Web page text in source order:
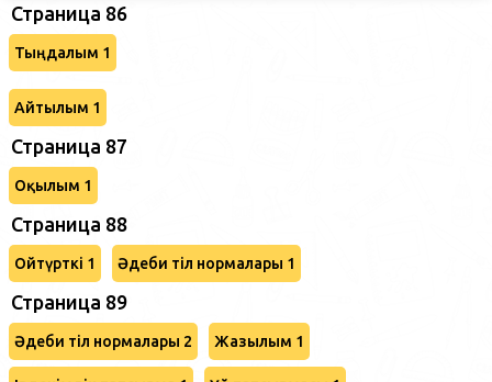
Страница 86
Тыңдалым 1
Айтылым 1
Страница 87
Оқылым 1
Страница 88
Ойтүрткі 1 Әдеби тіл нормалары 1
Страница 89
Әдеби тіл нормалары 2 Жазылым 1